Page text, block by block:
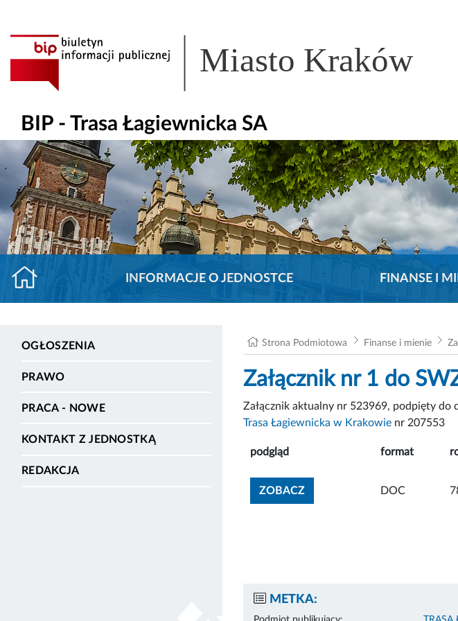
Miasto Kraków
BIP - Trasa Łagiewnicka SA
INFORMACJE O JEDNOSTCE FINANSE I
OGŁOSZENIA
PRAWO
PRACA - NOWE
KONTAKT Z JEDNOSTKĄ
REDAKCJA
Strona Podmiotowa Finanse i mienie
Załącznik nr 1 do
Załącznik aktualny nr 523969, podpięty do
Trasa Łagiewnicka w Krakowie nr 207553
podgląd format
ZOBACZZOBACZ ZAŁĄCZNIK
DOC
METKA: